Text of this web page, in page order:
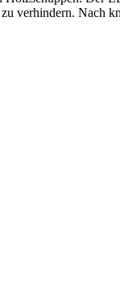
verhindern. Nach